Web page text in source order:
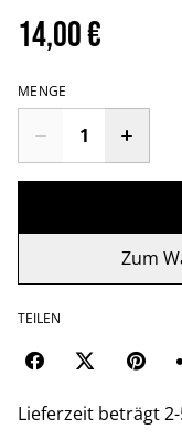
14,00 €
MENGE
Zum
TEILEN
Lieferzeit beträgt